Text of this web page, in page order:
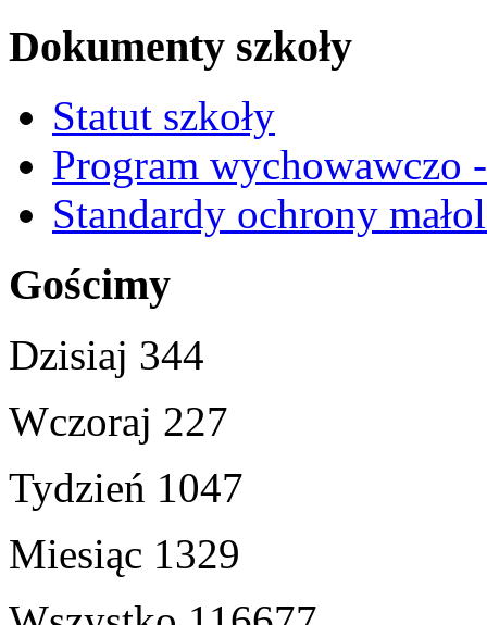
Dokumenty szkoły
Statut szkoły
Program wychowawczo
Standardy ochrony
Gościmy
Dzisiaj 344
Wczoraj 227
Tydzień 1047
Miesiąc 1329